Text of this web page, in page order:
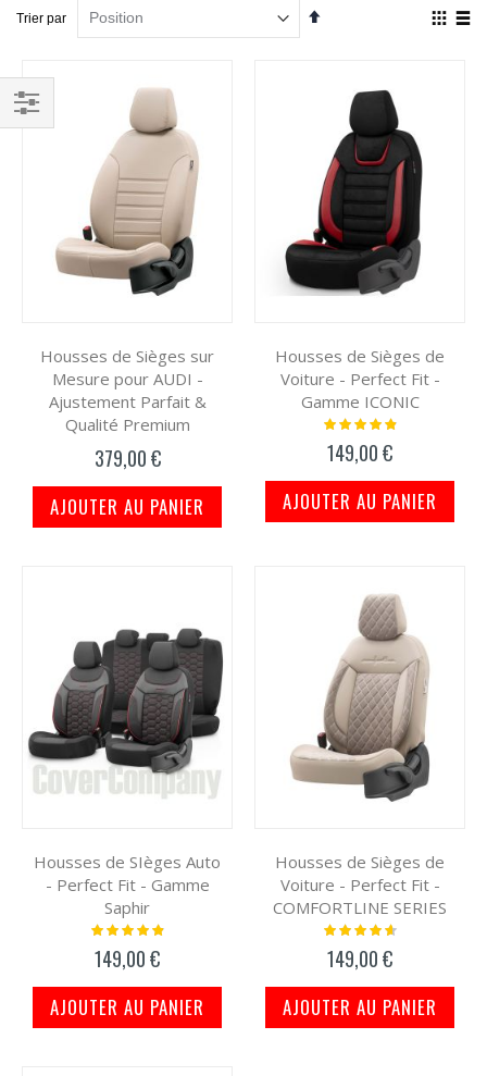
Trier par
Par
Housses de Sièges sur
Mesure pour AUDI -
Ajustement Parfait &
Qualité Premium
379,00 €
AJOUTER AU PANIER
Housses de Sièges de
Voiture - Perfect Fit -
Gamme ICONIC
Notation:
149,00 €
AJOUTER AU PANIER
Housses de SIèges Auto
- Perfect Fit - Gamme
Saphir
Notation:
149,00 €
AJOUTER AU PANIER
Housses de Sièges de
Voiture - Perfect Fit -
COMFORTLINE SERIES
Notation:
149,00 €
AJOUTER AU PANIER
Filtrer